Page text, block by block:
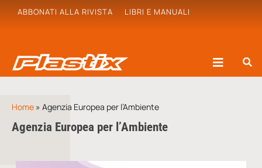
ABBONATI ALLA RIVISTA LIBRI E MANUALI
Home » Agenzia Europea per l’Ambiente
Agenzia Europea per l’Ambiente